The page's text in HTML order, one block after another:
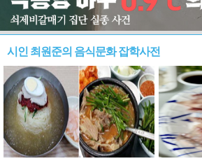
시인 최원준의 음식문화 잡학사전